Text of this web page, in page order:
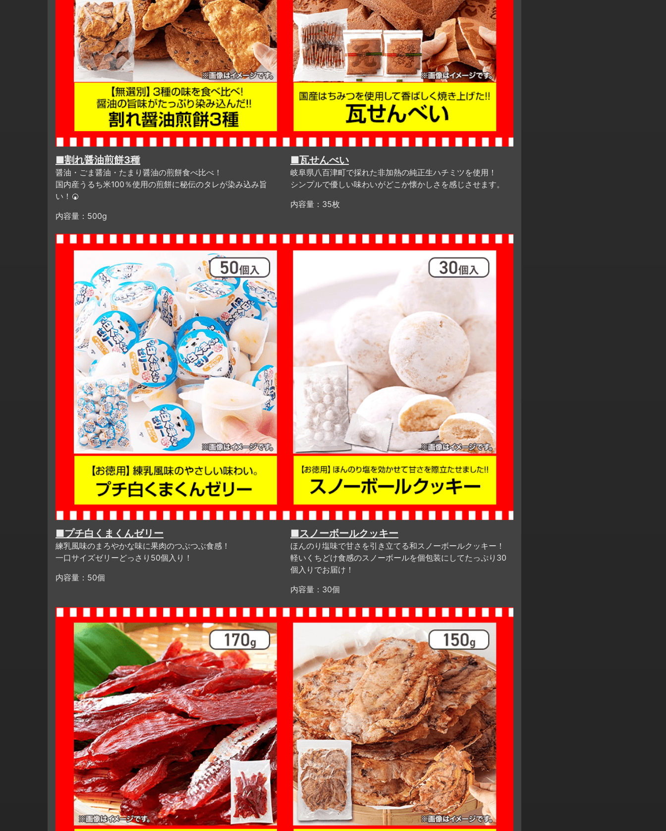
■割れ醤油煎餅3種
醤油・ごま醤油・たまり醤油の煎餅食べ比べ！
国内産うるち米100％使用の煎餅に秘伝のタレが染み込み旨
い！🍘
内容量：500g
■瓦せんべい
岐阜県八百津町で採れた非加熱の純正生ハチミツを使用！
シンプルで優しい味わいがどこか懐かしさを感じさせます。
内容量：35枚
■プチ白くまくんゼリー
練乳風味のまろやかな味に果肉のつぶつぶ食感！
一口サイズゼリーどっさり50個入り！
内容量：50個
■スノーボールクッキー
ほんのり塩味で甘さを引き立てる和スノーボールクッキー！
軽いくちどけ食感のスノーボールを個包装にしてたっぷり30
個入りでお届け！
内容量：30個